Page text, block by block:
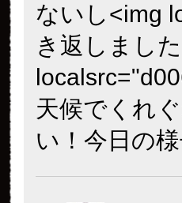
ないし<img
き返しまし
天候でくれ
い！今日の